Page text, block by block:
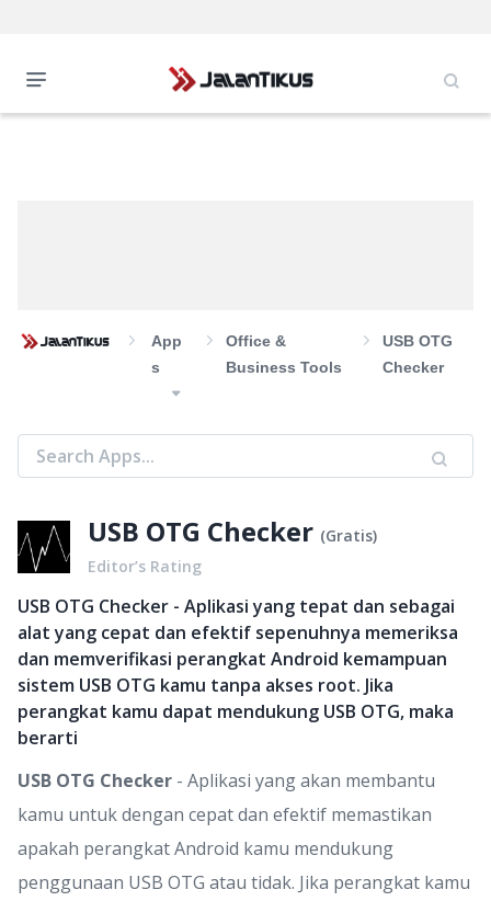
App
S
Office &
Business Tools
USB OTG
Checker
USB OTG Checker (Gratis)
Editor’s Rating
USB OTG Checker - Aplikasi yang tepat dan sebagai
alat yang cepat dan efektif sepenuhnya memeriksa
dan memverifikasi perangkat Android kemampuan
sistem USB OTG kamu tanpa akses root. Jika
perangkat kamu dapat mendukung USB OTG, maka
berarti
USB OTG Checker - Aplikasi yang akan membantu
kamu untuk dengan cepat dan efektif memastikan
apakah perangkat Android kamu mendukung
penggunaan USB OTG atau tidak. Jika perangkat kamu